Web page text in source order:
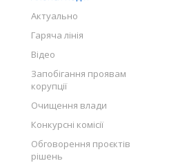
Актуально
Гаряча лінія
Відео
Запобігання проявам
корупції
Очищення влади
Конкурсні комісії
Обговорення проєктів
рішень